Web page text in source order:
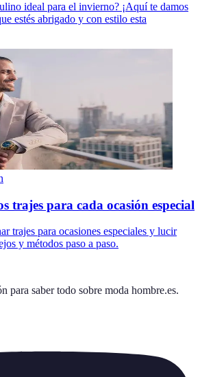
ideal para el invierno? ¡Aquí te damos
estés abrigado y con estilo esta
trajes para cada ocasión especial
trajes para ocasiones especiales y lucir
y métodos paso a paso.
para saber todo sobre moda hombre.es.